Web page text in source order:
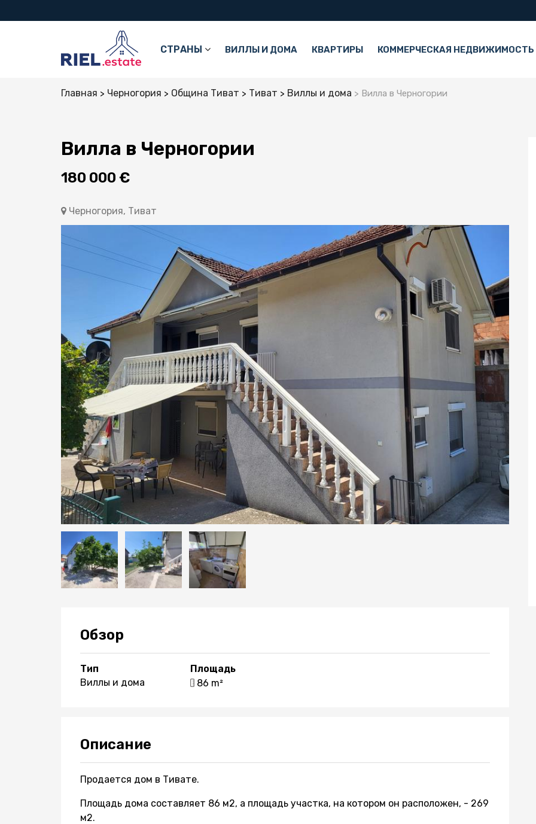
СТРАНЫ ВИЛЛЫ И ДОМА КВАРТИРЫ КОММЕРЧЕСКАЯ НЕДВИЖИМОСТЬ
Главная Черногория Община Тиват Тиват Виллы и дома Вилла в Черногории
Вилла в Черногории
180 000 €
Черногория, Тиват
Обзор
Тип
Виллы и дома
Площадь
86 m²
Описание
Продается дом в Тивате.
Площадь дома составляет 86 м2, а площадь участка, на котором он расположен, - 269
м2.